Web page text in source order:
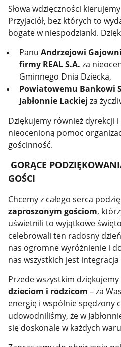
Słowa wdzięczności
Przyjaciół, bez których to
bogate w niespodzianki.
Panu Andrzejowi
firmy REAL S.A. za
Gminnego Dnia Dziecka,
Powiatowemu Bankowi
Jabłonnie Lackiej za
Dziękujemy również dyrekcji i
nieocenioną pomoc
gościnność.
GORĄCE
GOŚCI
Chcemy z całego serca
zaproszonym gościom,
uświetnili to wyjątkowe
celebrowali ten radosny
nas ogromne wyróżnienie i
nas wszystkich jest integracja
Przede wszystkim dziękujemy
dzieciom i rodzicom – za
energię i wspólnie spędzony
udowodniliśmy, że w
się doskonale w każdych